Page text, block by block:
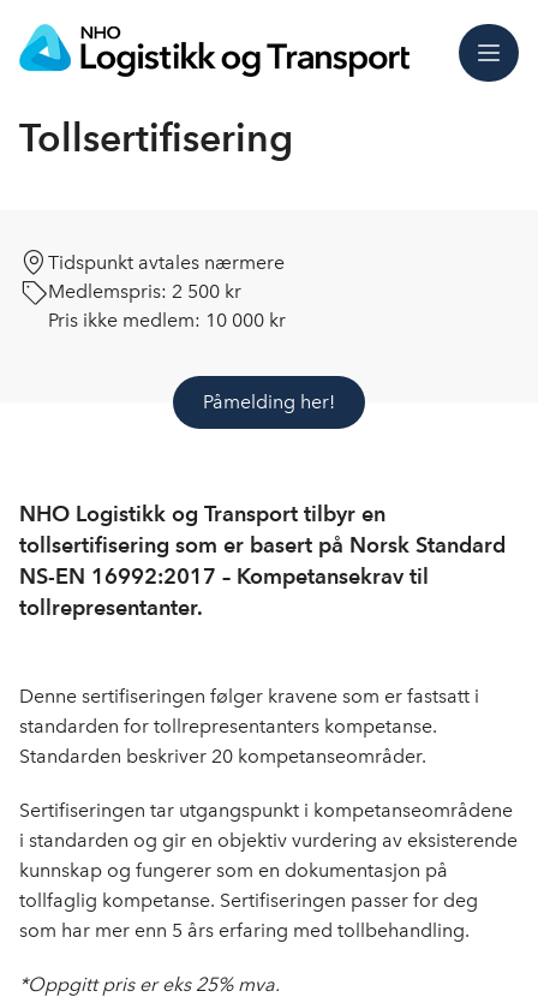
Meny
Tollsertifisering
Tidspunkt avtales nærmere
Medlemspris: 2 500 kr
Pris ikke medlem: 10 000 kr
Påmelding her!
NHO Logistikk og Transport tilbyr en
tollsertifisering som er basert på Norsk Standard
NS-EN 16992:2017 – Kompetansekrav til
tollrepresentanter.
Denne sertifiseringen følger kravene som er fastsatt i
standarden for tollrepresentanters kompetanse.
Standarden beskriver 20 kompetanseområder.
Sertifiseringen tar utgangspunkt i kompetanseområdene
i standarden og gir en objektiv vurdering av eksisterende
kunnskap og fungerer som en dokumentasjon på
tollfaglig kompetanse. Sertifiseringen passer for deg
som har mer enn 5 års erfaring med tollbehandling.
*Oppgitt pris er eks 25% mva.